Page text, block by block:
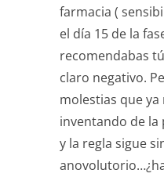
farmacia (
el día 15 de la
recomendabas
claro negativo.
molestias que ya
inventando de la
y la regla sigue